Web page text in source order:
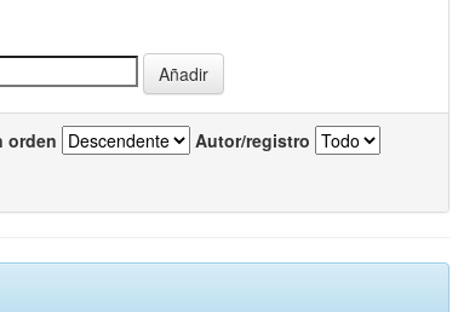
orden Autor/registro